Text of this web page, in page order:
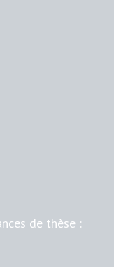
de thèse :